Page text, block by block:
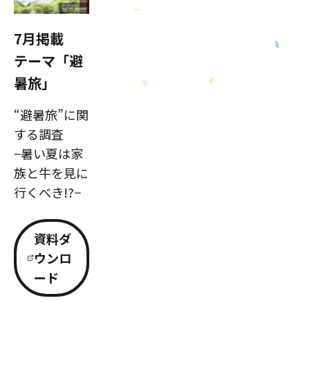
7月掲載
テーマ「避
暑旅」
“避暑旅”に関
する調査
−暑い夏は家
族と牛を見に
行くべき!?−
資料ダ
ウンロ
ード